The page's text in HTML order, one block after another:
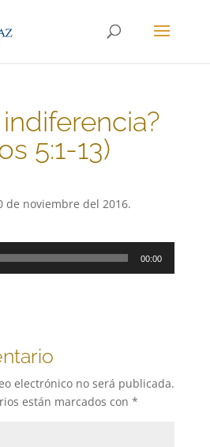
5:1-13)
de noviembre del 2016.
00:00
electrónico no será publicada.
están marcados con *